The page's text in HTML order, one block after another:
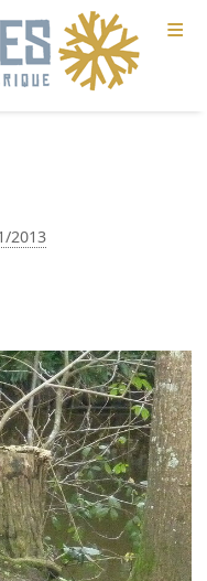
≡
2013